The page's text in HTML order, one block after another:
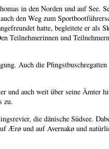
in den Norden und auf See.
den Weg zum
hatte, begleitete er als
Teilnehmerinnen und
Auch die
und auch weit über seine Ämter
zu.
die dänische Südsee.
Ærø und auf Avernakø und